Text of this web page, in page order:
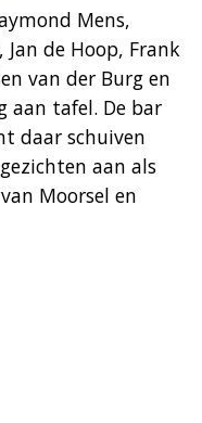
Mens,
Jan de Hoop, Frank
van der Burg en
aan tafel. De bar
daar schuiven
aan als
Moorsel en